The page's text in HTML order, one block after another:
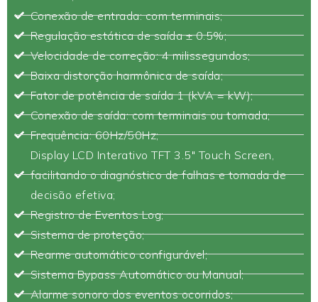
Conexão de entrada: com terminais;
Regulação estática de saída ± 0.5%;
Velocidade de correção: 4 milissegundos;
Baixa distorção harmônica de saída;
Fator de potência de saída 1 (kVA = kW);
Conexão de saída: com terminais ou tomada;
Frequência: 60Hz/50Hz;
Display LCD Interativo TFT 3.5" Touch Screen,
facilitando o diagnóstico de falhas e tomada de
decisão efetiva;
Registro de Eventos Log;
Sistema de proteção;
Rearme automático configurável;
Sistema Bypass Automático ou Manual;
Alarme sonoro dos eventos ocorridos;